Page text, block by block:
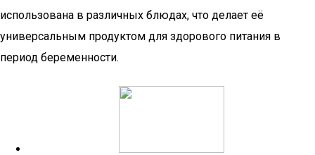
использована в различных блюдах, что делает её
универсальным продуктом для здорового питания в
период беременности.